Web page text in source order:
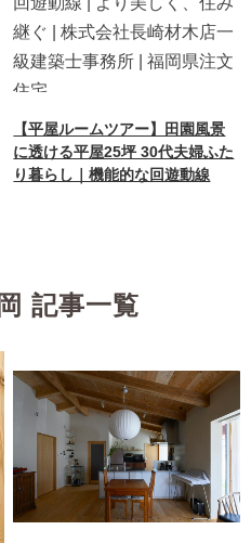
【平屋ルームツアー】田園風景
に透ける平屋25坪 30代夫婦ふた
り暮らし｜機能的な回遊動線
記事一覧